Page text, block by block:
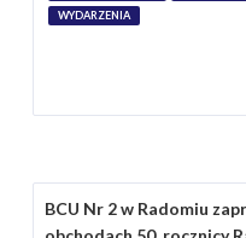
WYDARZENIA
BCU Nr 2 w Radomiu